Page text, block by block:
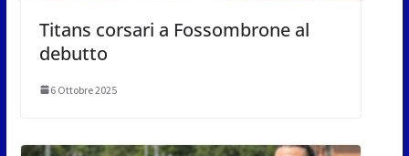
Titans corsari a Fossombrone al
debutto
6 Ottobre 2025